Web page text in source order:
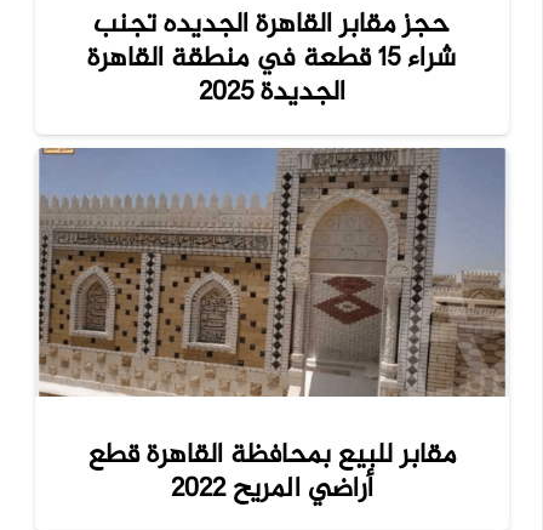
حجز مقابر القاهرة الجديده تجنب
شراء 15 قطعة في منطقة القاهرة
الجديدة 2025
مقابر للبيع بمحافظة القاهرة قطع
أراضي المريح 2022